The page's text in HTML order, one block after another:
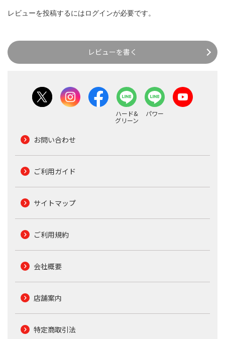
レビューを投稿するにはログインが必要です。
レビューを書く
ハード&
グリーン
パワー
お問い合わせ
ご利用ガイド
サイトマップ
ご利用規約
会社概要
店舗案内
特定商取引法